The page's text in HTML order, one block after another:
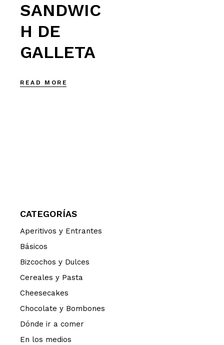
SANDWIC
H DE
GALLETA
READ MORE
CATEGORÍAS
Aperitivos y Entrantes
Básicos
Bizcochos y Dulces
Cereales y Pasta
Cheesecakes
Chocolate y Bombones
Dónde ir a comer
En los medios